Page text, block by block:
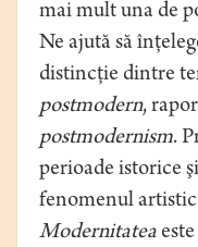
mai mult una de
Ne ajută să
distincţie dintre
postmodern,
postmodernism.
perioade istorice
fenomenul
Modernitatea